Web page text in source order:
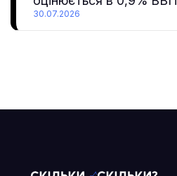
30.07.2026